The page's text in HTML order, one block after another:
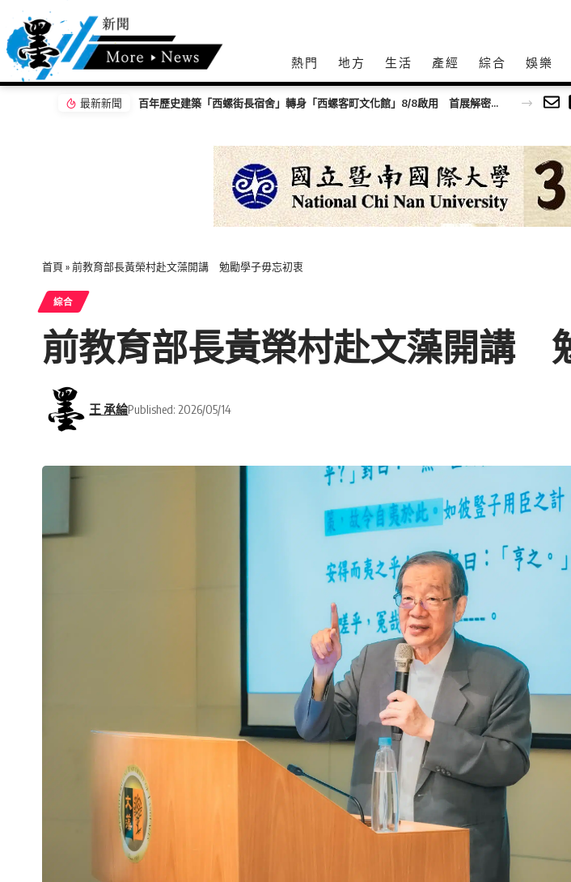
熱門 地方 生活 產經 綜合 娛樂
最新新聞
百年歷史建築「西螺街長宿舍」轉身「西螺客町文化館」8/8啟用 首展解密日治至今政治變遷史 打造友善無障礙社區！集集田寮社區活動中心 電梯啟用典禮
首頁 »前教育部長黃榮村赴文藻開講 勉勵學子毋忘初衷
綜合
前教育部長黃榮村赴文藻開講
王 承綸Published: 2026/05/14